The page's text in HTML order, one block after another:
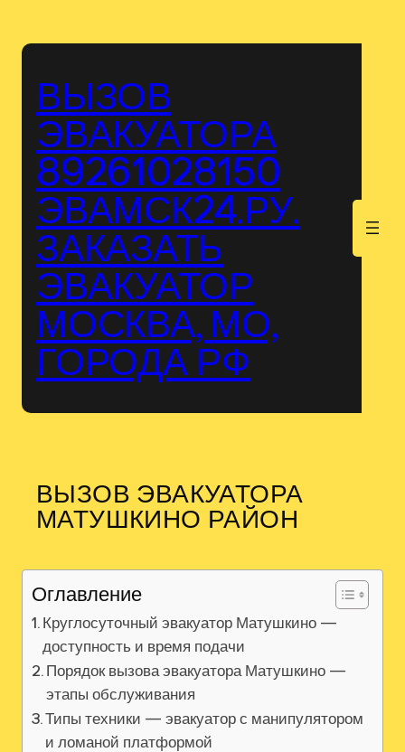
ВЫЗОВ
ЭВАКУАТОРА
89261028150
ЭВАМСК24.РУ.
ЗАКАЗАТЬ
ЭВАКУАТОР
МОСКВА, МО,
ГОРОДА РФ
ВЫЗОВ ЭВАКУАТОРА
МАТУШКИНО РАЙОН
Оглавление
Круглосуточный эвакуатор Матушкино —
доступность и время подачи
Порядок вызова эвакуатора Матушкино —
этапы обслуживания
Типы техники — эвакуатор с манипулятором
и ломаной платформой